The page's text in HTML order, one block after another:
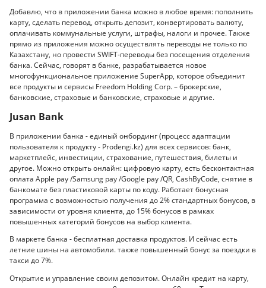
Добавлю, что в приложении банка можно в любое время: пополнить
карту, сделать перевод, открыть депозит, конвертировать валюту,
оплачивать коммунальные услуги, штрафы, налоги и прочее. Также
прямо из приложения можно осуществлять переводы не только по
Казахстану, но провести SWIFT-переводы без посещения отделения
банка. Сейчас, говорят в банке, разрабатывается новое
многофункциональное приложение SuperApp, которое объединит
все продукты и сервисы Freedom Holding Corp. – брокерские,
банковские, страховые и банковские, страховые и другие.
Jusan Bank
В приложении банка - единый онбординг (процесс адаптации
пользователя к продукту - Рrodengi.kz) для всех сервисов: банк,
маркетплейс, инвестиции, страхование, путешествия, билеты и
другое. Можно открыть онлайн: цифровую карту, есть бесконтактная
оплата Apple pay /Samsung pay /Google pay /QR, CashByCode, снятие в
банкомате без пластиковой карты по коду. Работает бонусная
программа с возможностью получения до 2% стандартных бонусов, в
зависимости от уровня клиента, до 15% бонусов в рамках
повышенных категорий бонусов на выбор клиента.
В маркете банка - бесплатная доставка продуктов. И сейчас есть
летние шины на автомобили. также повышенный бонус за поездки в
такси до 7%.
Открытие и управление своим депозитом. Онлайн кредит на карту,